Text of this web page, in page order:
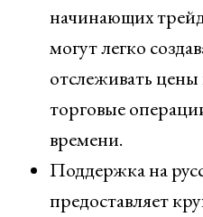
начинающих
могут легко
отслеживать цены
торговые
времени.
Поддержка на
предоставляет